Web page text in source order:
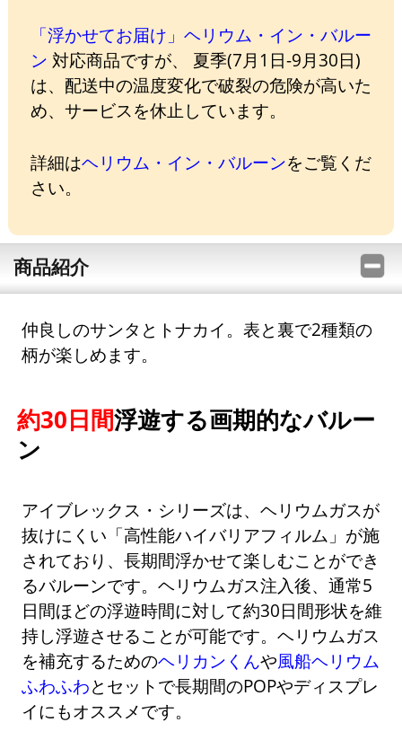
「浮かせてお届け」ヘリウム・イン・バルー
ン 対応商品ですが、 夏季(7月1日-9月30日)
は、配送中の温度変化で破裂の危険が高いた
め、サービスを休止しています。
詳細はヘリウム・イン・バルーンをご覧くだ
さい。
商品紹介
仲良しのサンタとトナカイ。表と裏で2種類の
柄が楽しめます。
約30日間浮遊する画期的なバルー
ン
アイブレックス・シリーズは、ヘリウムガスが
抜けにくい「高性能ハイバリアフィルム」が施
されており、長期間浮かせて楽しむことができ
るバルーンです。ヘリウムガス注入後、通常5
日間ほどの浮遊時間に対して約30日間形状を維
持し浮遊させることが可能です。ヘリウムガス
を補充するためのヘリカンくんや風船ヘリウム
ふわふわとセットで長期間のPOPやディスプレ
イにもオススメです。